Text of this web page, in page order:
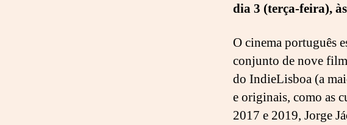
dia 3 (terça-feira),
O cinema português
conjunto de nove
do IndieLisboa (a
e originais, como as
2017 e 2019, Jorge